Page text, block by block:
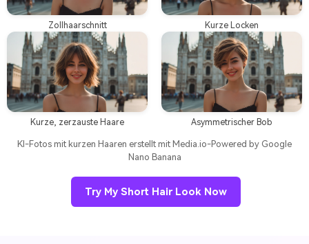
Zollhaarschnitt Kurze Locken
Kurze, zerzauste Haare Asymmetrischer Bob
KI-Fotos mit kurzen Haaren erstellt mit Media.io-Powered by Google
Nano Banana
Try My Short Hair Look Now